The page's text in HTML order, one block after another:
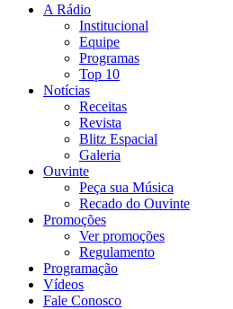
A Rádio
Institucional
Equipe
Programas
Top 10
Notícias
Receitas
Revista
Blitz Espacial
Galeria
Ouvinte
Peça sua Música
Recado do Ouvinte
Promoções
Ver promoções
Regulamento
Programação
Vídeos
Fale Conosco